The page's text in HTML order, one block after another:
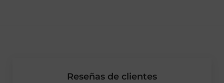
Reseñas de clientes